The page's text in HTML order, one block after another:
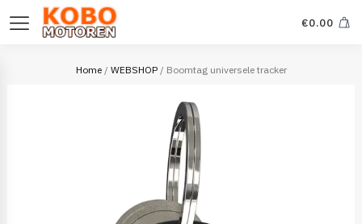
€0.00
Home/ WEBSHOP/ Boomtag universele tracker